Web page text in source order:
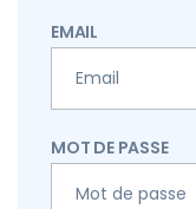
EMAIL
MOT DE PASSE